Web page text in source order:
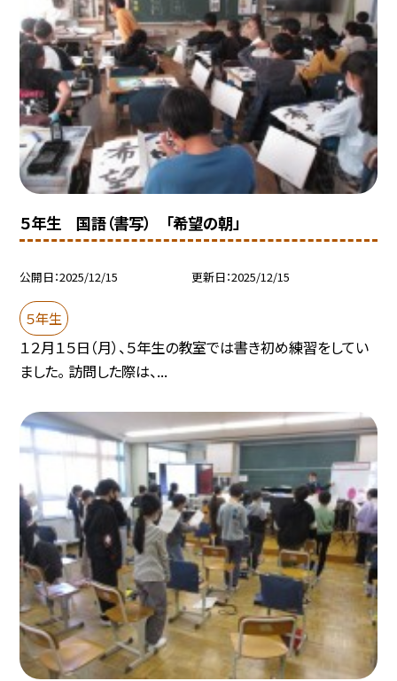
５年生 国語（書写） 「希望の朝」
公開日 2025/12/15 更新日 2025/12/15
５年生
１２月１５日（月）、５年生の教室では書き初め練習をしてい
ました。 訪問した際は、...